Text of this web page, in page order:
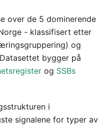
over de 5 dominerende
- klassifisert etter
og
bygger på
og SSBs
i
signalene for typer av